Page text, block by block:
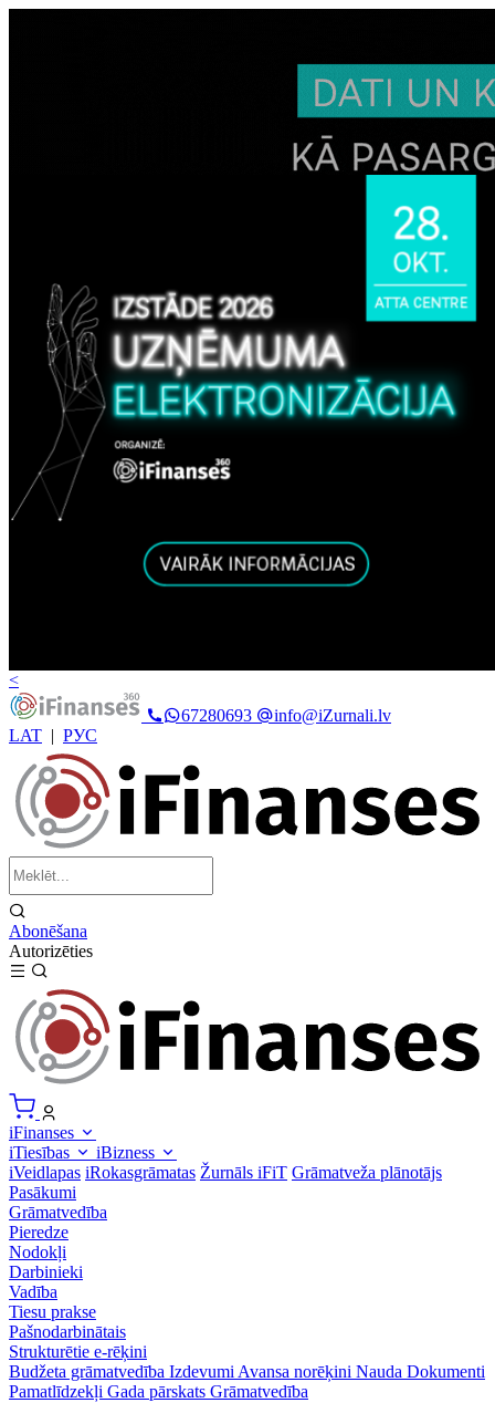
<
67280693
info@iZurnali.lv
LAT | РУС
Abonēšana
Autorizēties
iFinanses
iTiesības
iBizness
iVeidlapas iRokasgrāmatas Žurnāls iFiT Grāmatveža plānotājs
Pasākumi
Grāmatvedība
Pieredze
Nodokļi
Darbinieki
Vadība
Tiesu prakse
Pašnodarbinātais
Strukturētie e-rēķini
Budžeta grāmatvedība Izdevumi Avansa norēķini Nauda Dokumenti
Pamatlīdzekļi Gada pārskats Grāmatvedība